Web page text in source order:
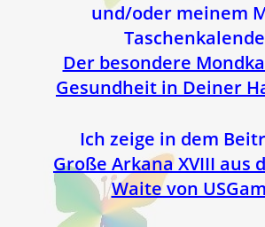
und/oder meinem
Der besondere
Gesundheit in Deiner
Ich zeige in dem
Große Arkana XVIII aus
Waite von